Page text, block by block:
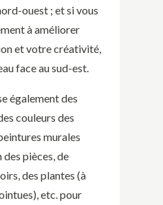
ouest ; et si vous
à améliorer
et votre créativité,
face au sud-est.
également des
couleurs des
murales
pièces, de
des plantes (à
etc. pour